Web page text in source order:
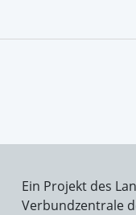
Ein Projekt des
Verbundzentrale